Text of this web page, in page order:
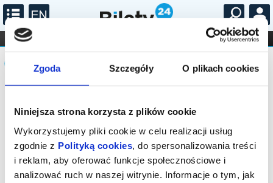
Zgoda Szczegóły O plikach cookies
Niniejsza strona korzysta z plików cookie
Wykorzystujemy pliki cookie w celu realizacji usług
zgodnie z Polityką cookies , do spersonalizowania treści
i reklam, aby oferować funkcje społecznościowe i
analizować ruch w naszej witrynie. Informacje o tym, jak
KONCERTY TEATR ...
KABARET I
Komunikat
zakończona.